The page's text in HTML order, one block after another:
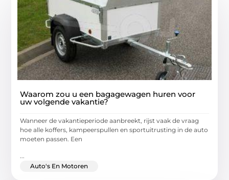
Waarom zou u een bagagewagen huren voor
uw volgende vakantie?
Wanneer de vakantieperiode aanbreekt, rijst vaak de vraag
hoe alle koffers, kampeerspullen en sportuitrusting in de auto
moeten passen. Een
Auto's En Motoren